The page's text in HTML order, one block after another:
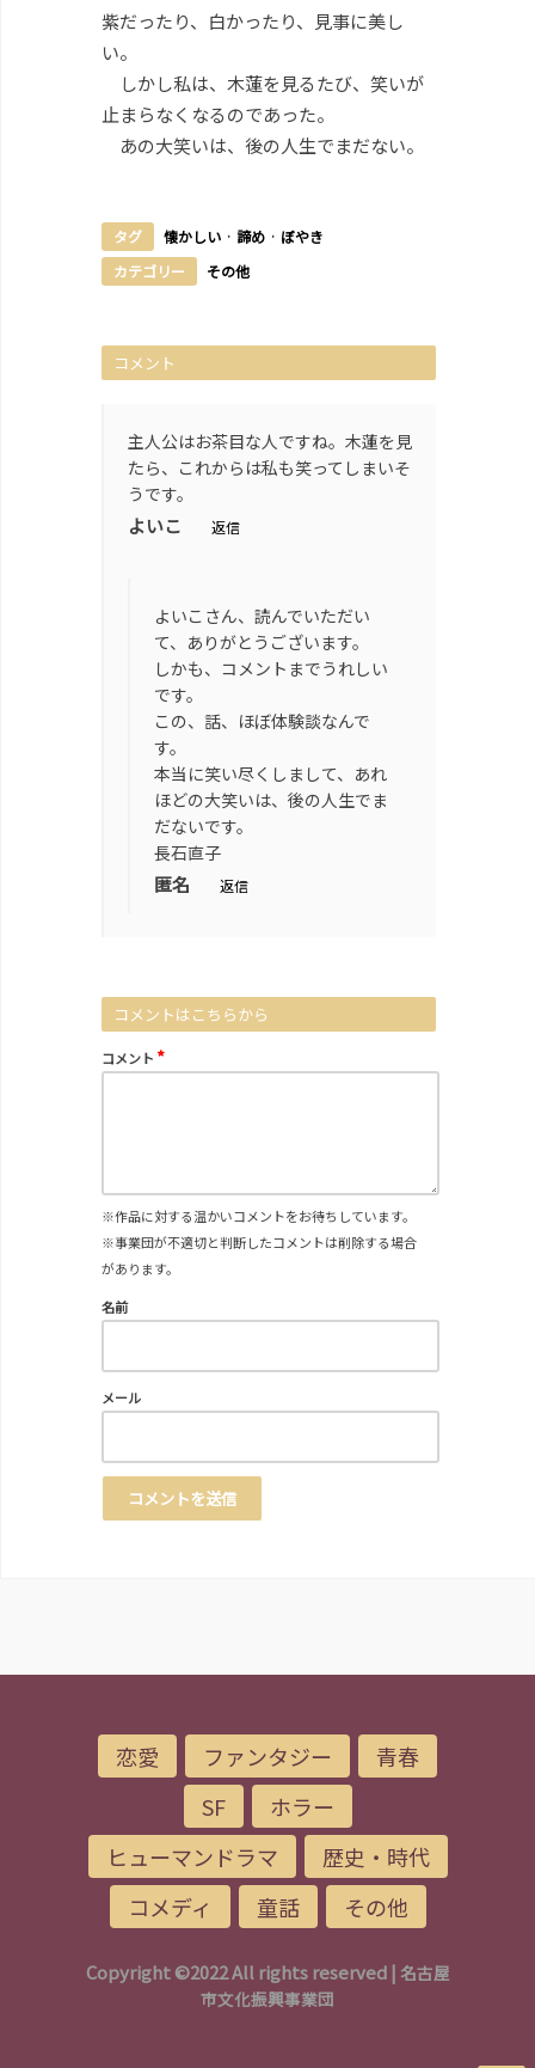
紫だったり、白かったり、見事に美し
い。
しかし私は、木蓮を見るたび、笑いが
止まらなくなるのであった。
あの大笑いは、後の人生でまだない。
タグ 懐かしい · 諦め · ぼやき
カテゴリー
その他
コメント
主人公はお茶目な人ですね。木蓮を見
たら、これからは私も笑ってしまいそ
うです。
よいこ 返信
よいこさん、読んでいただい
て、ありがとうございます。
しかも、コメントまでうれしい
です。
この、話、ほぼ体験談なんで
す。
本当に笑い尽くしまして、あれ
ほどの大笑いは、後の人生でま
だないです。
長石直子
匿名 返信
コメントはこちらから
コメント *
※作品に対する温かいコメントをお待ちしています。
※事業団が不適切と判断したコメントは削除する場合
があります。
名前
メール
恋愛 ファンタジー
青春
SF
ホラー
ヒューマンドラマ
歴史・時代
コメディ
童話 その他
Copyright ©2022 All rights reserved | 名古屋
市文化振興事業団